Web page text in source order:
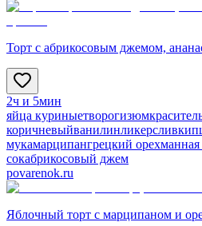
Торт с абрикосовым джемом,
2ч и 5мин
яйца куриныетворогизюм
коричневыйванилинликерсливки
мукамарципангрецкий орехманная
сокабрикосовый джем
povarenok.ru
Яблочный торт с марципаном и